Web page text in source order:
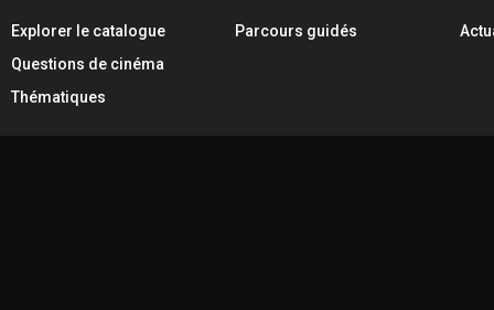
Explorer le catalogue
Questions de cinéma
Thématiques
Parcours guidés